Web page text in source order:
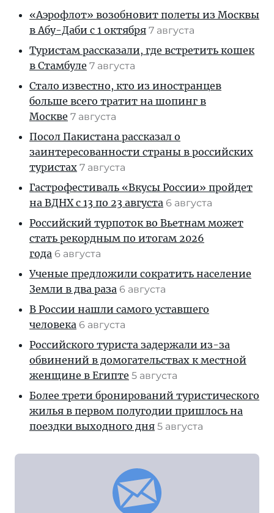
«Аэрофлот» возобновит полеты из Москвы
в Абу-Даби с 1 октября 7 августа
Туристам рассказали, где встретить кошек
в Стамбуле 7 августа
Стало известно, кто из иностранцев
больше всего тратит на шопинг в
Москве 7 августа
Посол Пакистана рассказал о
заинтересованности страны в российских
туристах 7 августа
Гастрофестиваль «Вкусы России» пройдет
на ВДНХ с 13 по 23 августа 6 августа
Российский турпоток во Вьетнам может
стать рекордным по итогам 2026
года 6 августа
Ученые предложили сократить население
Земли в два раза 6 августа
В России нашли самого уставшего
человека 6 августа
Российского туриста задержали из-за
обвинений в домогательствах к местной
женщине в Египте 5 августа
Более трети бронирований туристического
жилья в первом полугодии пришлось на
поездки выходного дня 5 августа